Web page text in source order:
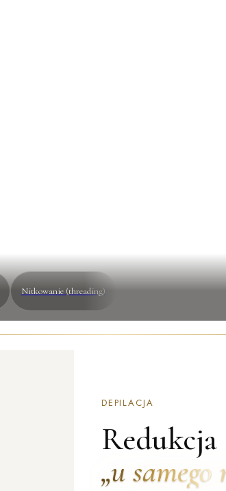
Nitkowanie (threading)
DEPILACJA
Redukcja
„u samego